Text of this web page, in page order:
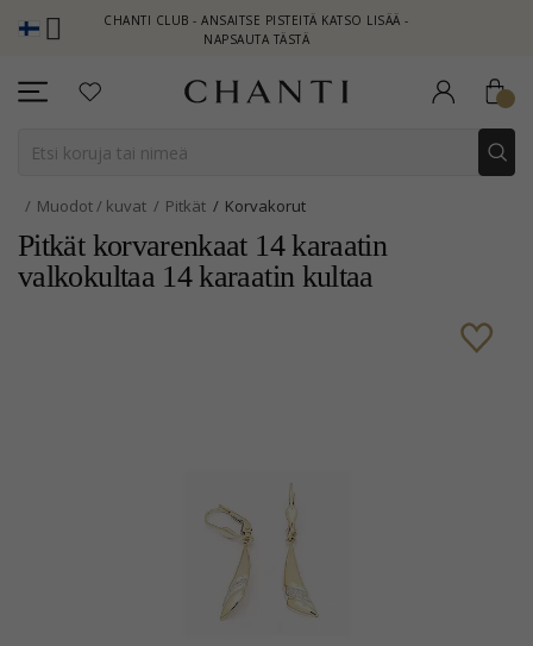
CHANTI CLUB - ANSAITSE PISTEITÄ KATSO LISÄÄ -
NAPSAUTA TÄSTÄ
Muodot / kuvat Pitkät Korvakorut
Pitkät korvarenkaat 14 karaatin
valkokultaa 14 karaatin kultaa